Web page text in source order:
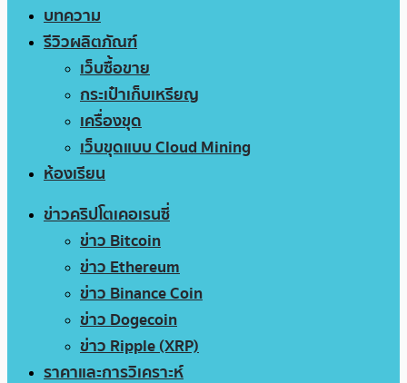
บทความ
รีวิวผลิตภัณฑ์
เว็บซื้อขาย
กระเป๋าเก็บเหรียญ
เครื่องขุด
เว็บขุดแบบ Cloud Mining
ห้องเรียน
ข่าวคริปโตเคอเรนซี่
ข่าว Bitcoin
ข่าว Ethereum
ข่าว Binance Coin
ข่าว Dogecoin
ข่าว Ripple (XRP)
ราคาและการวิเคราะห์